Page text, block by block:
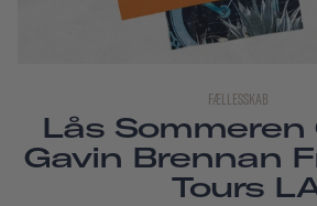
FÆLLESSKAB
Lås Sommeren
Gavin Brennan
Tours